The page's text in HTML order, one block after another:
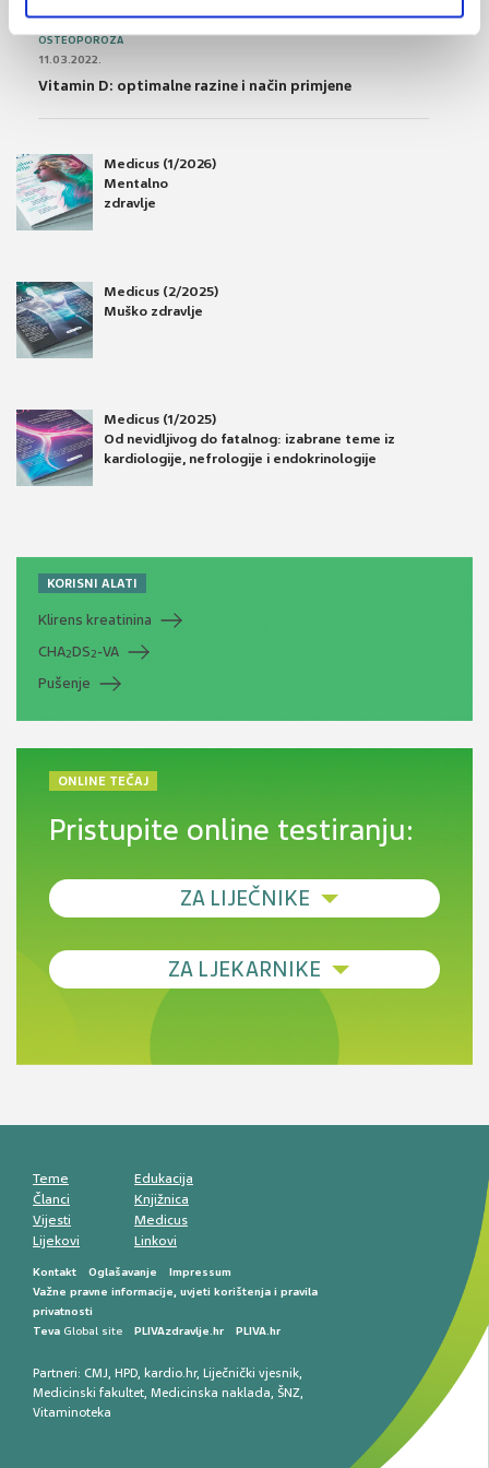
OSTEOPOROZA
11.03.2022.
Vitamin D: optimalne razine i način primjene
Medicus (1/2026)
Mentalno
zdravlje
Medicus (2/2025)
Muško zdravlje
Medicus (1/2025)
Od nevidljivog do fatalnog: izabrane teme iz
kardiologije, nefrologije i endokrinologije
KORISNI ALATI
Klirens kreatinina
CHA2DS2-VA
Pušenje
ONLINE TEČAJ
Pristupite online testiranju:
ZA LIJEČNIKE
Debljina - od prevencije do personalizirane
Novi pogled na migrenu: komorbiditeti, spolne
razlike i nove terapije
smetnji do rane onkološke dijagnostike
ZA LJEKARNIKE
Antikoagulansi u ljekarničkoj praksi –
Teme
Članci
Vijesti
Lijekovi
Edukacija
Knjižnica
Medicus
Linkovi
Kontakt Oglašavanje
Impressum
Važne pravne informacije, uvjeti korištenja i pravila
privatnosti
Teva Global site PLIVAzdravlje.hr PLIVA.hr
Partneri: CMJ, HPD, kardio.hr, Liječnički vjesnik,
Medicinski fakultet, Medicinska naklada, ŠNZ,
Vitaminoteka